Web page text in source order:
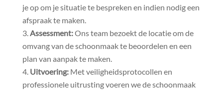
je op om je situatie te bespreken en indien nodig een
afspraak te maken.​
Assessment:Ons team bezoekt de locatie om de
omvang van de schoonmaak te beoordelen en een
plan van aanpak te maken.​
Uitvoering:Met veiligheidsprotocollen en
professionele uitrusting voeren we de schoonmaak